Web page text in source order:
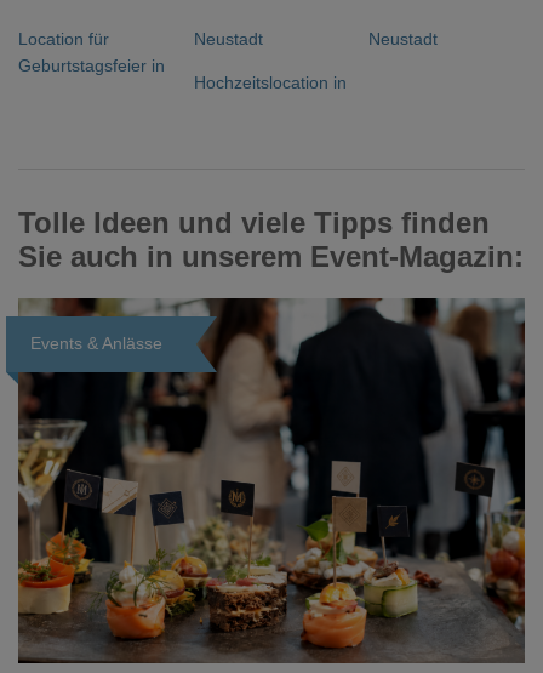
Location für
Geburtstagsfeier in
Neustadt
Hochzeitslocation in
Neustadt
Tolle Ideen und viele Tipps finden
Sie auch in unserem Event-Magazin:
Events & Anlässe